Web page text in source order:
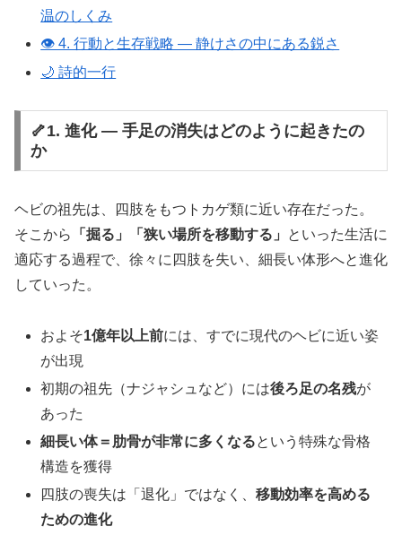
温のしくみ
👁 4. 行動と生存戦略 ― 静けさの中にある鋭さ
🌙 詩的一行
🦴1. 進化 ― 手足の消失はどのように起きたの
か
ヘビの祖先は、四肢をもつトカゲ類に近い存在だった。
そこから
「掘る」「狭い場所を移動する」
といった生活に
適応する過程で、徐々に四肢を失い、細長い体形へと進化
していった。
およそ1億年以上前には、すでに現代のヘビに近い姿
が出現
初期の祖先（ナジャシュなど）には後ろ足の名残が
あった
細長い体＝肋骨が非常に多くなるという特殊な骨格
構造を獲得
四肢の喪失は「退化」ではなく、移動効率を高める
ための進化